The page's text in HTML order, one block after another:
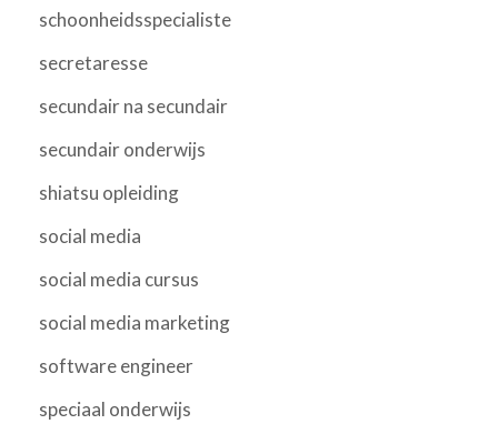
schoonheidsspecialiste
secretaresse
secundair na secundair
secundair onderwijs
shiatsu opleiding
social media
social media cursus
social media marketing
software engineer
speciaal onderwijs